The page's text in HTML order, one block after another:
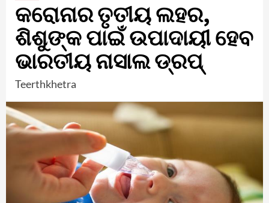
କରୋନାର ତୃତୀୟ ଲହର,
ଶିଶୁଙ୍କ ପାଇଁ ଉପାଦାୟୀ ହେବ
ଭାରତୀୟ ନାସାଲ ଡ୍ରପ୍
Teerthkhetra